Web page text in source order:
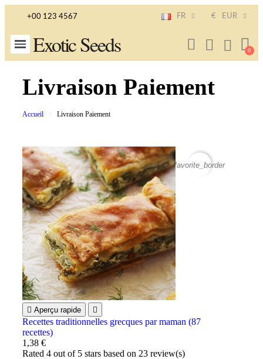
+00 123 4567 FR € EUR
Exotic Seeds
Livraison Paiement
Accueil Livraison Paiement
favorite_border
 Aperçu rapide 
Recettes traditionnelles grecques par maman (87
recettes)
1,38 €
Rated4 out of 5 stars based on 23 review(s)